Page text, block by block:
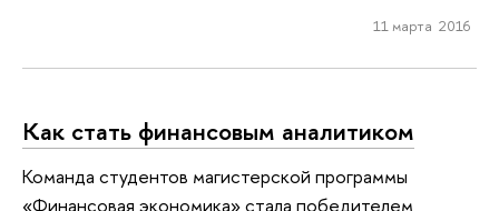
11 марта 2016
Как стать финансовым аналитиком
Команда студентов магистерской программы
«Финансовая экономика» стала победителем